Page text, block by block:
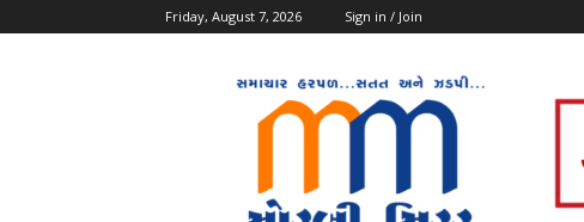
Friday, August 7, 2026 Sign in / Join